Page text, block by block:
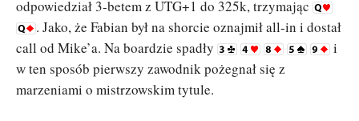
odpowiedział 3-betem z UTG+1 do 325k, trzymając
. Jako, że Fabian był na shorcie oznajmił all-in i dostał
call od Mike’a. Na boardzie spadły
i
w ten sposób pierwszy zawodnik pożegnał się z
marzeniami o mistrzowskim tytule.